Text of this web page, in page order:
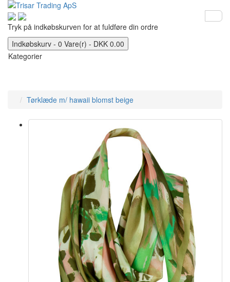
Tryk på indkøbskurven for at fuldføre din ordre
Indkøbskurv - 0 Vare(r) - DKK 0.00
Kategorier
Tørklæde m/ hawaii blomst beige